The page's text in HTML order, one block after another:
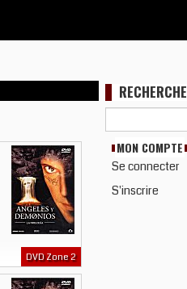
DVD Zone 2
RECHERCHE
MON COMPTE
Se connecter
S'inscrire